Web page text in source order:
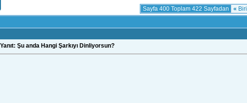
Sayfa 400 Toplam 422 Sayfadan «
Yanıt: Şu anda Hangi Şarkıyı Dinliyorsun?